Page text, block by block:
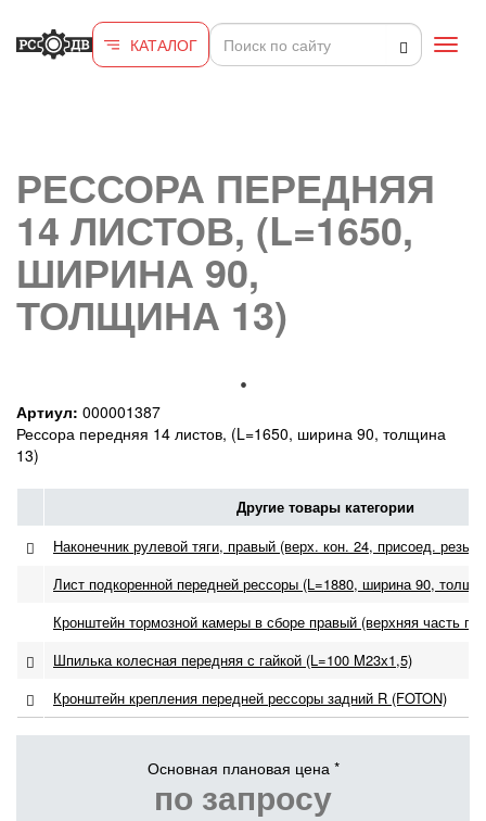
КАТАЛОГ
РЕССОРА ПЕРЕДНЯЯ
14 ЛИСТОВ, (L=1650,
ШИРИНА 90,
ТОЛЩИНА 13)
Артиул: 000001387
Рессора передняя 14 листов, (L=1650, ширина 90, толщина
13)
Другие товары категории
Наконечник рулевой тяги, правый (верх. кон. 24, присоед.
Лист подкоренной передней рессоры (L=1880, ширина 90,
Кронштейн тормозной камеры в сборе правый (верхняя часть
Шпилька колесная передняя с гайкой (L=100 M23х1,5)
Кронштейн крепления передней рессоры задний R (FOTON)
Основная плановая цена *
по запросу